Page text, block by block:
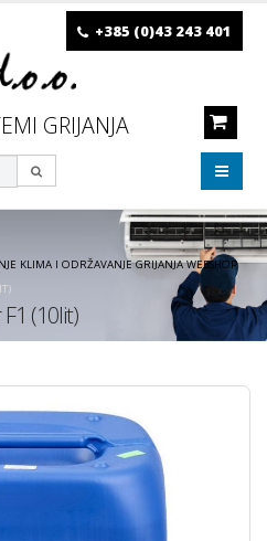
GRIJANJA
+385 (0)43 243 401
KLIMA I ODRŽAVANJE GRIJANJA WEBSHOP
(10lit)